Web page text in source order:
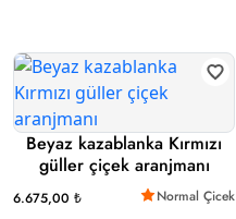
Beyaz kazablanka Kırmızı
güller çiçek aranjmanı
6.675,00 ₺ Normal Çicek